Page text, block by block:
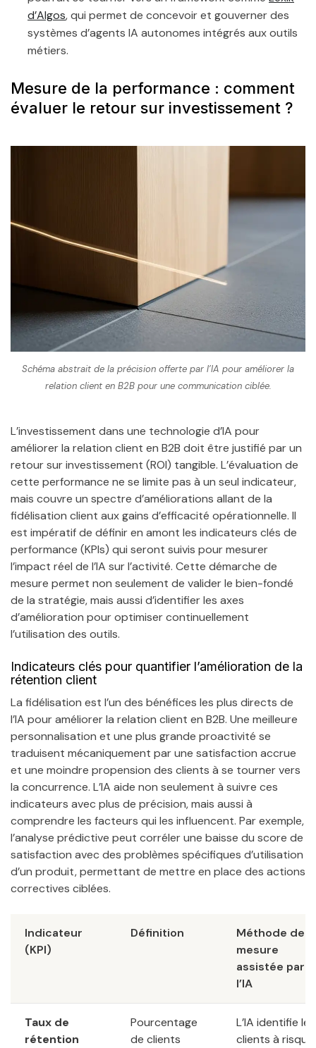
d’Algos, qui permet de concevoir et gouverner des
systèmes d’agents IA autonomes intégrés aux outils
métiers.
Mesure de la performance : comment
évaluer le retour sur investissement ?
Schéma abstrait de la précision offerte par l’IA pour améliorer la
relation client en B2B pour une communication ciblée.
L’investissement dans une technologie d’IA pour
améliorer la relation client en B2B doit être justifié par un
retour sur investissement (ROI) tangible. L’évaluation de
cette performance ne se limite pas à un seul indicateur,
mais couvre un spectre d’améliorations allant de la
fidélisation client aux gains d’efficacité opérationnelle. Il
est impératif de définir en amont les indicateurs clés de
performance (KPIs) qui seront suivis pour mesurer
l’impact réel de l’IA sur l’activité. Cette démarche de
mesure permet non seulement de valider le bien-fondé
de la stratégie, mais aussi d’identifier les axes
d’amélioration pour optimiser continuellement
l’utilisation des outils.
Indicateurs clés pour quantifier l’amélioration de la
rétention client
La fidélisation est l’un des bénéfices les plus directs de
l’IA pour améliorer la relation client en B2B. Une meilleure
personnalisation et une plus grande proactivité se
traduisent mécaniquement par une satisfaction accrue
et une moindre propension des clients à se tourner vers
la concurrence. L’IA aide non seulement à suivre ces
indicateurs avec plus de précision, mais aussi à
comprendre les facteurs qui les influencent. Par exemple,
l’analyse prédictive peut corréler une baisse du score de
satisfaction avec des problèmes spécifiques d’utilisation
d’un produit, permettant de mettre en place des actions
correctives ciblées.
Indicateur
(KPI)
Définition
Méthode de
mesure
assistée par
l’IA
Taux de
rétention
Pourcentage
de clients
L’IA identifie les
clients à risque